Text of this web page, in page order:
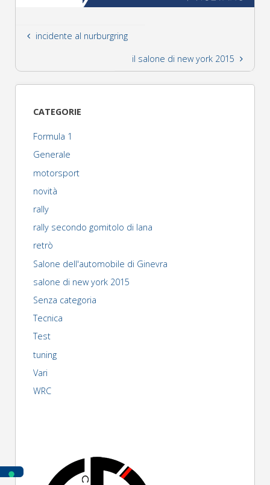
incidente al nurburgring
il salone di new york 2015
CATEGORIE
Formula 1
Generale
motorsport
novità
rally
rally secondo gomitolo di lana
retrò
Salone dell'automobile di Ginevra
salone di new york 2015
Senza categoria
Tecnica
Test
tuning
Vari
WRC